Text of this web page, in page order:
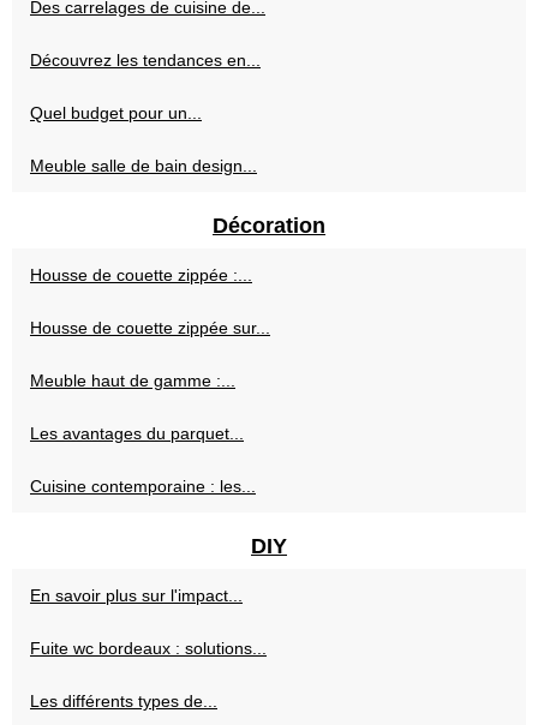
Des carrelages de cuisine de...
Découvrez les tendances en...
Quel budget pour un...
Meuble salle de bain design...
Décoration
Housse de couette zippée :...
Housse de couette zippée sur...
Meuble haut de gamme :...
Les avantages du parquet...
Cuisine contemporaine : les...
DIY
En savoir plus sur l'impact...
Fuite wc bordeaux : solutions...
Les différents types de...